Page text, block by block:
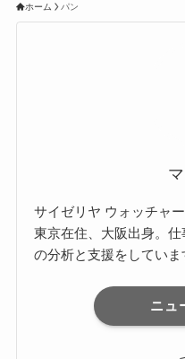
ホーム パン
サイゼリヤ ウォッチャ
東京在住、大阪出身。
の分析と支援をしていま
ニュ